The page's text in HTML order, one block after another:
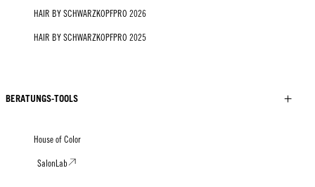
HAIR BY SCHWARZKOPFPRO 2026
HAIR BY SCHWARZKOPFPRO 2025
BERATUNGS-TOOLS
House of Color
SalonLab